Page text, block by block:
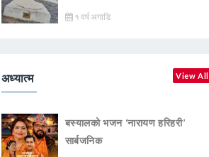
१ वर्ष अगाडि
अध्यात्म View All
बस्यालको भजन ‘नारायण हरिहरी’
सार्बजनिक